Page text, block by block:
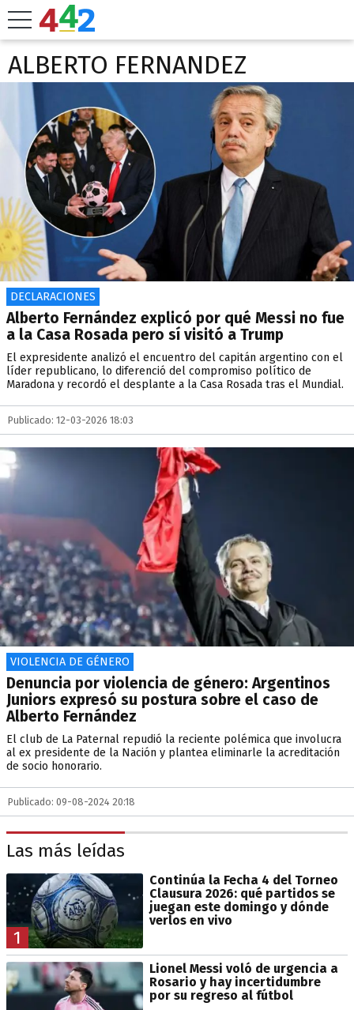
ALBERTO FERNANDEZ
DECLARACIONES
Alberto Fernández explicó por qué Messi no fue
a la Casa Rosada pero sí visitó a Trump
El expresidente analizó el encuentro del capitán argentino con el
líder republicano, lo diferenció del compromiso político de
Maradona y recordó el desplante a la Casa Rosada tras el Mundial.
Publicado: 12-03-2026 18:03
VIOLENCIA DE GÉNERO
Denuncia por violencia de género: Argentinos
Juniors expresó su postura sobre el caso de
Alberto Fernández
El club de La Paternal repudió la reciente polémica que involucra
al ex presidente de la Nación y plantea eliminarle la acreditación
de socio honorario.
Publicado: 09-08-2024 20:18
Las más leídas
1
Continúa la Fecha 4 del Torneo
Clausura 2026: qué partidos se
juegan este domingo y dónde
verlos en vivo
Lionel Messi voló de urgencia a
Rosario y hay incertidumbre
por su regreso al fútbol